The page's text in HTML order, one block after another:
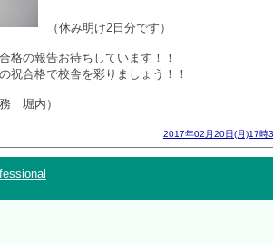
（休み明け2日分です）
格の報告お待ちしています！！
祝合格で校舎を彩りましょう！！
堀内）
2017年02月20日(月)17時